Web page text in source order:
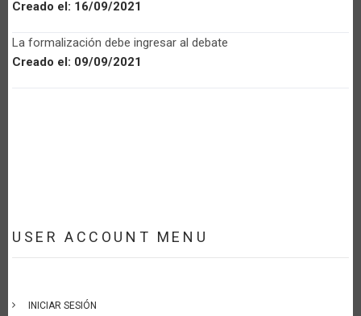
Creado el: 16/09/2021
La formalización debe ingresar al debate
Creado el: 09/09/2021
USER ACCOUNT MENU
INICIAR SESIÓN